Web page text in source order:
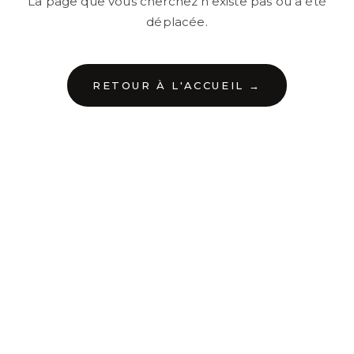
déplacée.
RETOUR À L'ACCUEIL →